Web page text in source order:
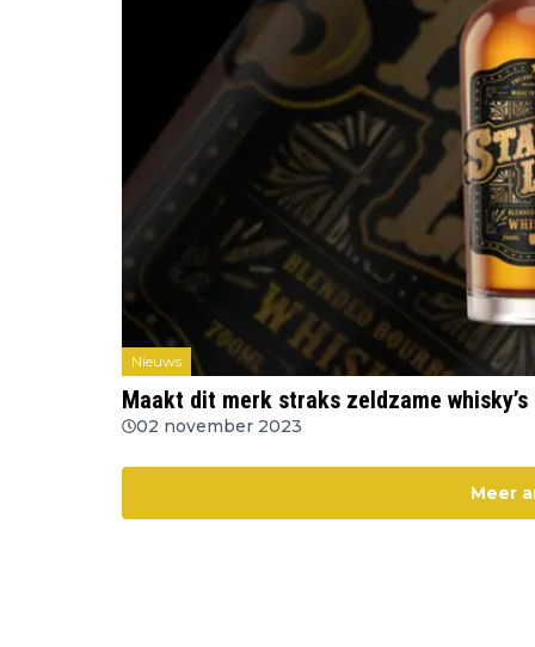
Nieuws
Maakt dit merk straks zeldzame
02 november 2023
Meer